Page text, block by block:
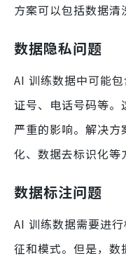
方案可以包括数据清
数据隐私问题
AI 训练数据中可能
证号、电话号码等
严重的影响。解决
化、数据去标识化等
数据标注问题
AI 训练数据需要进
征和模式。但是，